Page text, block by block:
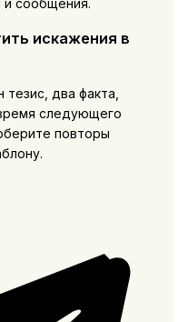
и сообщения.
искажения в
два факта,
следующего
повторы